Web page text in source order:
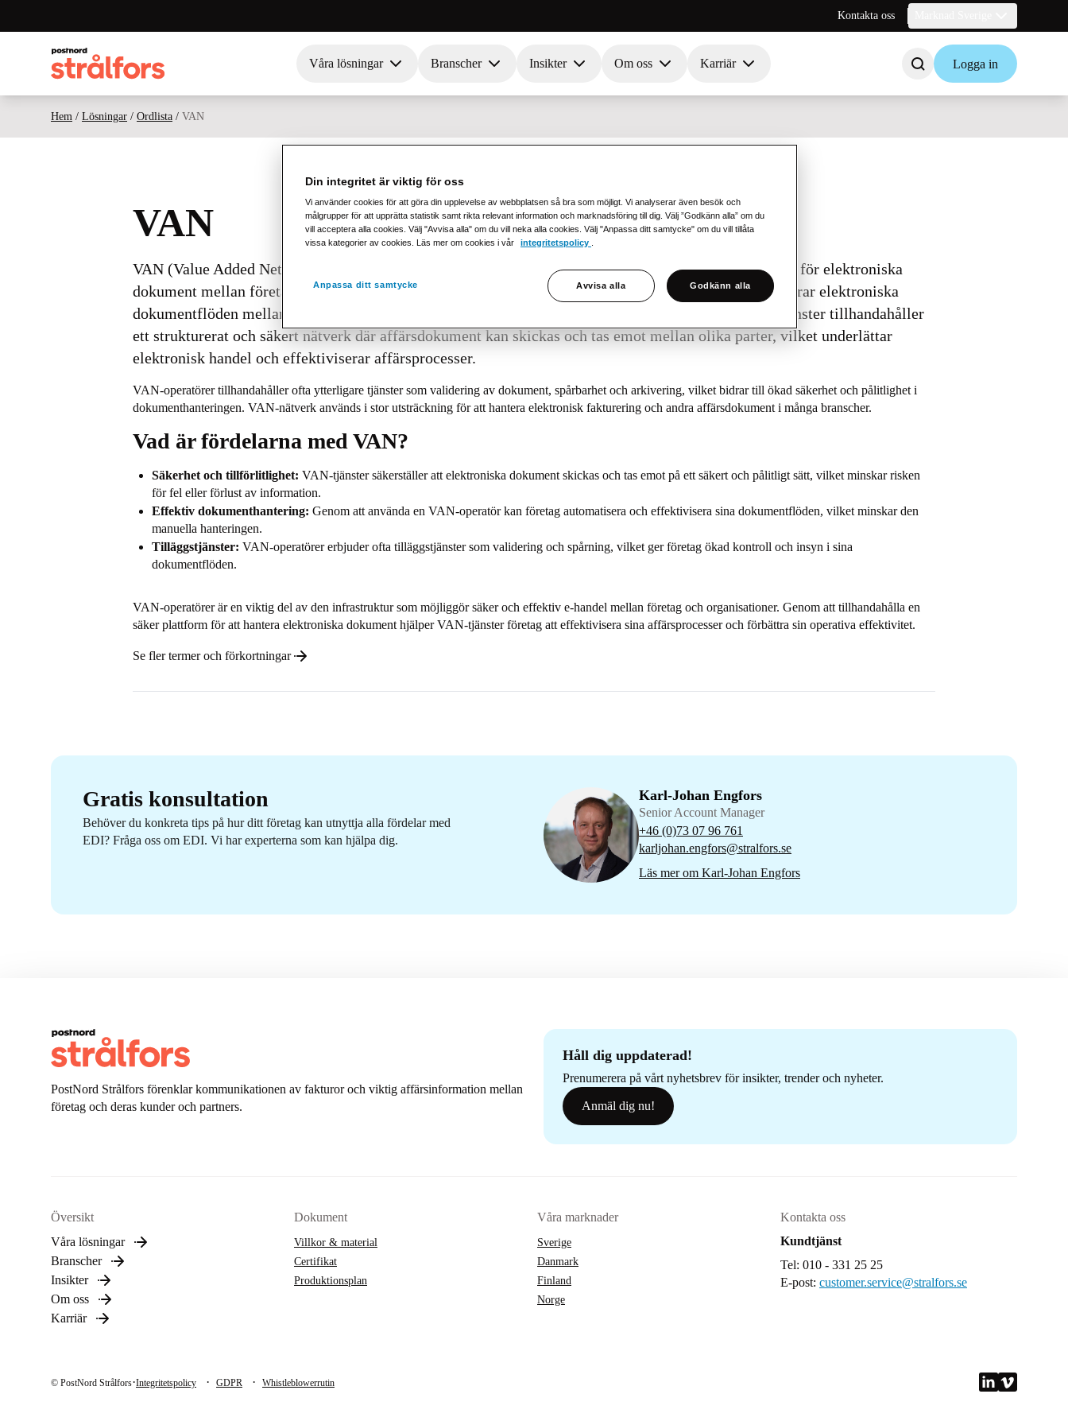
Kontakta oss
Våra lösningar Branscher Insikter Om oss Karriär Logga in
Hem / Lösningar / Ordlista / VAN
VAN
VAN (Value Added Network) är en benämning på tjänsteleverantörer som erbjuder förmedlingstjänster för elektroniska
dokument mellan företag och organisationer. En VAN-operatör fungerar som en mellanhand som hanterar elektroniska
dokumentflöden mellan olika affärssystem, såsom fakturor, ordrar och leveransmeddelanden. VAN-tjänster tillhandahåller
ett strukturerat och säkert nätverk där affärsdokument kan skickas och tas emot mellan olika parter, vilket underlättar
elektronisk handel och effektiviserar affärsprocesser.
VAN-operatörer tillhandahåller ofta ytterligare tjänster som validering av dokument, spårbarhet och arkivering, vilket bidrar till ökad säkerhet och pålitlighet i
dokumenthanteringen. VAN-nätverk används i stor utsträckning för att hantera elektronisk fakturering och andra affärsdokument i många branscher.
Vad är fördelarna med VAN?
Säkerhet och tillförlitlighet: VAN-tjänster säkerställer att elektroniska dokument skickas och tas emot på ett säkert och pålitligt sätt, vilket minskar risken
för fel eller förlust av information.
Effektiv dokumenthantering: Genom att använda en VAN-operatör kan företag automatisera och effektivisera sina dokumentflöden, vilket minskar den
manuella hanteringen.
Tilläggstjänster: VAN-operatörer erbjuder ofta tilläggstjänster som validering och spårning, vilket ger företag ökad kontroll och insyn i sina
dokumentflöden.
VAN-operatörer är en viktig del av den infrastruktur som möjliggör säker och effektiv e-handel mellan företag och organisationer. Genom att tillhandahålla en
säker plattform för att hantera elektroniska dokument hjälper VAN-tjänster företag att effektivisera sina affärsprocesser och förbättra sin operativa effektivitet.
Se fler termer och förkortningar
Gratis konsultation
Behöver du konkreta tips på hur ditt företag kan utnyttja alla fördelar med
EDI? Fråga oss om EDI. Vi har experterna som kan hjälpa dig.
Karl-Johan Engfors
Senior Account Manager
+46 (0)73 07 96 761
karljohan.engfors@stralfors.se
Läs mer om Karl-Johan Engfors
PostNord Strålfors förenklar kommunikationen av fakturor och viktig affärsinformation mellan
företag och deras kunder och partners.
Håll dig uppdaterad!
Prenumerera på vårt nyhetsbrev för insikter, trender och nyheter.
Anmäl dig nu!
Översikt
Våra lösningar
Branscher
Insikter
Om oss
Karriär
Dokument
Villkor & material
Certifikat
Produktionsplan
Våra marknader
Sverige
Danmark
Finland
Norge
Kontakta oss
Kundtjänst
Tel: 010 - 331 25 25
E-post: customer.service@stralfors.se
© PostNord Strålfors·Integritetspolicy · GDPR · Whistleblowerrutin
Din integritet är viktig för oss
Vi använder cookies för att göra din upplevelse av webbplatsen så bra som möjligt. Vi analyserar även besök och
målgrupper för att upprätta statistik samt rikta relevant information och marknadsföring till dig. Välj ”Godkänn alla” om du
vill acceptera alla cookies. Välj "Avvisa alla" om du vill neka alla cookies. Välj "Anpassa ditt samtycke" om du vill tillåta
vissa kategorier av cookies. Läs mer om cookies i vår
integritetspolicy
Anpassa ditt samtycke Avvisa alla Godkänn alla